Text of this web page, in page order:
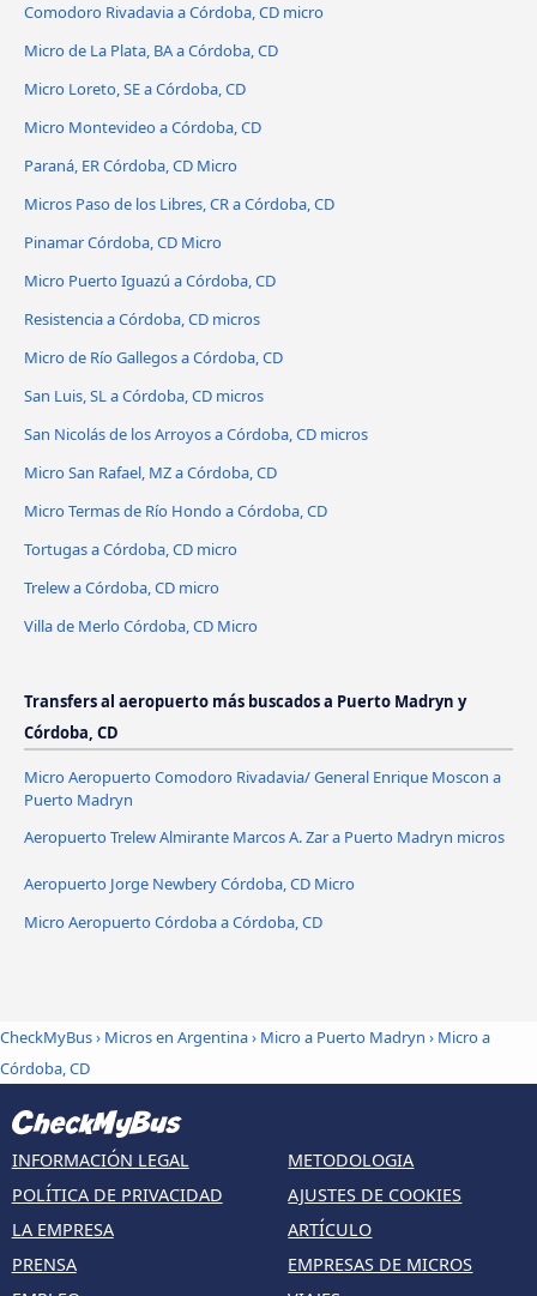
Comodoro Rivadavia a Córdoba, CD micro
Micro de La Plata, BA a Córdoba, CD
Micro Loreto, SE a Córdoba, CD
Micro Montevideo a Córdoba, CD
Paraná, ER Córdoba, CD Micro
Micros Paso de los Libres, CR a Córdoba, CD
Pinamar Córdoba, CD Micro
Micro Puerto Iguazú a Córdoba, CD
Resistencia a Córdoba, CD micros
Micro de Río Gallegos a Córdoba, CD
San Luis, SL a Córdoba, CD micros
San Nicolás de los Arroyos a Córdoba, CD micros
Micro San Rafael, MZ a Córdoba, CD
Micro Termas de Río Hondo a Córdoba, CD
Tortugas a Córdoba, CD micro
Trelew a Córdoba, CD micro
Villa de Merlo Córdoba, CD Micro
Transfers al aeropuerto más buscados a Puerto Madryn y
Córdoba, CD
Micro Aeropuerto Comodoro Rivadavia/ General Enrique Moscon a
Puerto Madryn
Aeropuerto Trelew Almirante Marcos A. Zar a Puerto Madryn micros
Aeropuerto Jorge Newbery Córdoba, CD Micro
Micro Aeropuerto Córdoba a Córdoba, CD
CheckMyBus› Micros en Argentina› Micro a Puerto Madryn › Micro a
Córdoba, CD
INFORMACIÓN LEGAL
POLÍTICA DE PRIVACIDAD
LA EMPRESA
PRENSA
METODOLOGIA
AJUSTES DE COOKIES
ARTÍCULO
EMPRESAS DE MICROS